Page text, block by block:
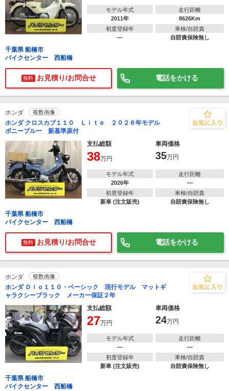
モデル年式
2011年
走行距離
8626Km
初度登録年
―
車検/自賠責
自賠責保険無し
千葉県 船橋市
バイクセンター 西船橋
無料 お見積り/お問合せ 電話をかける
ホンダ 複数画像
ホンダ クロスカブ１１０ Ｌｉｔｅ ２０２６年モデル
ボニーブルー 新基準原付
支払総額
車両価格
38万円 35万円
モデル年式
2026年
走行距離
―
初度登録年
新車 (注文販売)
車検/自賠責
自賠責保険無し
千葉県 船橋市
バイクセンター 西船橋
無料 お見積り/お問合せ 電話をかける
ホンダ 複数画像
ホンダ Ｄｉｏ１１０・ベーシック 現行モデル マットギ
ャラクシーブラック メーカー保証２年
支払総額
車両価格
27万円 24万円
モデル年式
―
走行距離
―
初度登録年
新車 (注文販売)
車検/自賠責
自賠責保険無し
千葉県 船橋市
バイクセンター 西船橋